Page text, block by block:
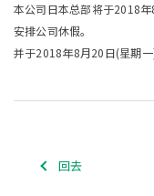
本公司日本总部将于2018
安排公司休假。
并于2018年8月20日(星期一
回去